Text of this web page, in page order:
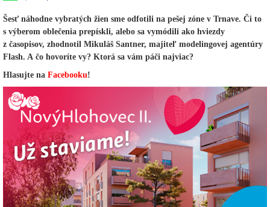
Šesť náhodne vybratých žien sme odfotili na pešej zóne v Trnave. Či to
s výberom oblečenia prepískli, alebo sa vymódili ako hviezdy
z časopisov, zhodnotil Mikuláš Santner, majiteľ modelingovej agentúry
Flash. A čo hovoríte vy? Ktorá sa vám páči najviac?
Hlasujte na Facebooku!